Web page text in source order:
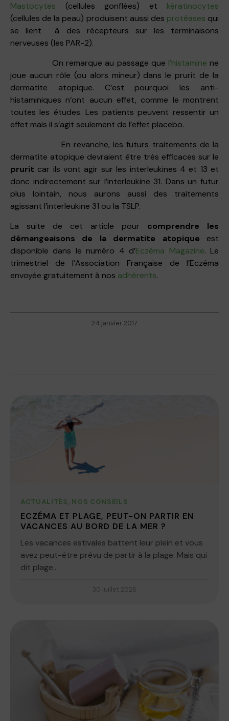
Mastocytes (cellules gonflées) et kératinocytes
(cellules de la peau) produisent aussi des protéases qui
se lient à des récepteurs sur les terminaisons
nerveuses (les PAR-2).
On remarque au passage que l’histamine ne
joue aucun rôle (ou alors mineur) dans le prurit de la
dermatite atopique. C’est pourquoi les anti-
histaminiques n’ont aucun effet, comme le montrent
toutes les études. Les patients peuvent ressentir un
effet mais il s’agit seulement de l’effet placebo.
En revanche, les futurs traitements de la
dermatite atopique devraient être très efficaces sur le
prurit car ils vont agir sur les interleukines 4 et 13 et
donc indirectement sur l’interleukine 31. Dans un futur
plus lointain, nous aurons aussi des traitements
agissant l’interleukine 31 ou la TSLP.
La suite de cet article pour comprendre les
démangeaisons de la dermatite atopique est
disponible dans le numéro 4 d’Eczéma Magazine. Le
trimestriel de l’Association Française de l’Eczéma
envoyée gratuitement à nos adhérents.
24 janvier 2017
ACTUALITÉS, NOS CONSEILS
ECZÉMA ET PLAGE, PEUT-ON PARTIR EN
VACANCES AU BORD DE LA MER ?
Les vacances estivales battent leur plein et vous
avez peut-être prévu de partir à la plage. Mais qui
dit plage...
30 juillet 2026